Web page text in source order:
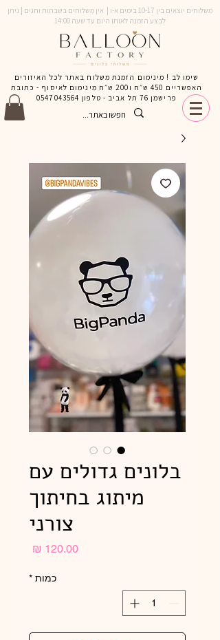
משלוחים יוצאים בין 10-17 בימים א-ו | אין משלוחים בשבתות וחגים | ניתן
לבצע הזמנה לאותו היום עד שעה 14:00
שימו לב ! מינימום הזמנת משלוח באתר לכל האיזורים
האפשריים 450 ש״ח ו200 ש״ח מינימום לאיסוף - כתובת
פרישמן 76 תל אביב - טלפון
0547043564
בלונים גדולים עם
מיתוג בחיתוך
צורני
כמות *